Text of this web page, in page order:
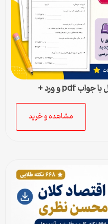
نمونه سوال ریاضی پنجم فصل اول با جواب pdf و ورد +
مشاهده و خرید